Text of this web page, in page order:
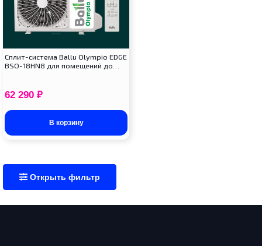
Сплит-система Ballu Olympio EDGE
BSO-18HN8 для помещений до…
62 290 ₽
В корзину
Открыть фильтр